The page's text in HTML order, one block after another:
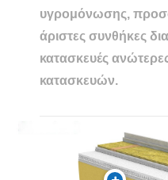
υγρομόνωσης,
άριστες συνθήκες
κατασκευές
κατασκευών.